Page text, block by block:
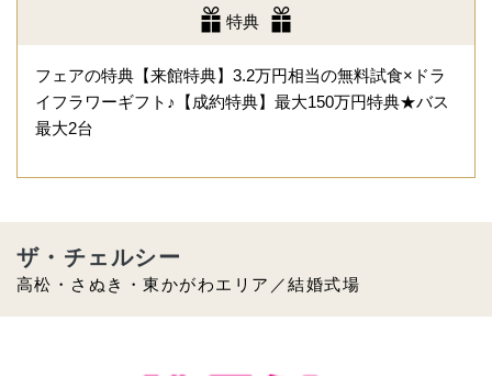
特典
フェアの特典【来館特典】3.2万円相当の無料試食×ドラ
イフラワーギフト♪【成約特典】最大150万円特典★バス
最大2台
高松・さぬき・東かがわエリア／結婚式場
ザ・チェルシー